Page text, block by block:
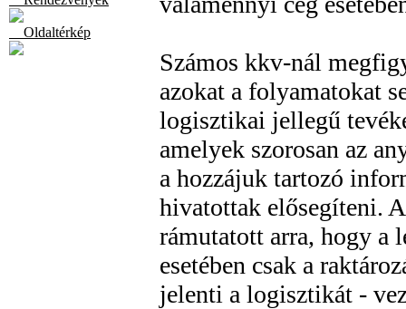
Oldaltérkép
Számos kkv-nál
azokat a folyamatokat
logisztikai jellegű
amelyek szorosan az
a hozzájuk tartozó
hivatottak elősegíteni.
rámutatott arra, hogy a
esetében csak a
jelenti a logisztikát -